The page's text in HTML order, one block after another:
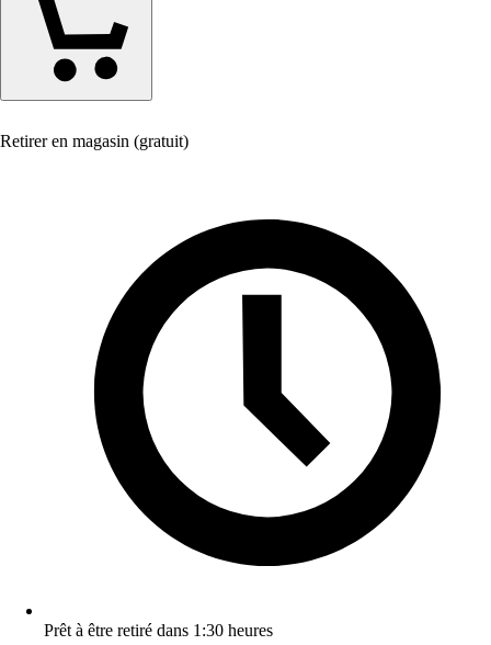
Retirer en magasin (gratuit)
Prêt à être retiré dans 1:30 heures